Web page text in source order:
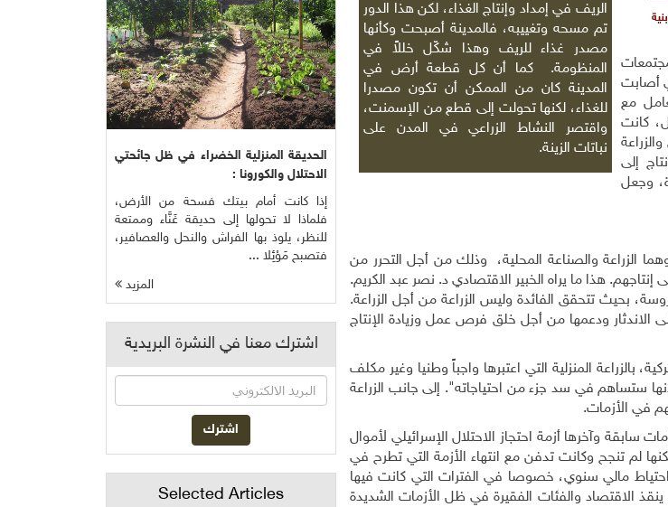
الريف في إمداد وإنتاج الغذاء، لكن هذا الدور
تم مسحه وتغييبه، فالمدينة أصبحت وكأنها
مصدر غذاء للريف وهذا شكّل خللاً في
المنظومة. كما أن كل قطعة أرض في
المدينة كان من الممكن أن تكون مصدرا
للغذاء، لكنها تحولت إلى قطع من الإسمنت،
واقتصر النشاط الزراعي في المدن على
نباتات الزينة.
أصابت
مع
كانت
إلى
وجعل
الزراعة والصناعة المحلية، وذلك من أجل التحرر من
إنتاجهم. هذا ما يراه الخبير الاقتصادي د. نصر عبد الكريم.
بحيث تتحقق الفائدة وليس الزراعة من أجل الزراعة.
الاندثار ودعمها من أجل خلق فرص عمل وزيادة الإنتاج
بالزراعة المنزلية التي اعتبرها واجباً وطنيا وغير مكلف
زراعتها بأي شيء، لإنها ستساهم في سد جزء من احتياجاته". إلى جانب الزراعة
في الأزمات.
وآخرها أزمة احتجاز الاحتلال الإسرائيلي لأموال
لم تنجح وكانت تدفن مع انتهاء الأزمة التي تطرح في
مالي سنوي، خصوصا في الفترات التي كانت فيها
الاقتصاد والفئات الفقيرة في ظل الأزمات الشديدة
الحديقة المنزلية الخضراء في ظل جائحتي
الاحتلال والكورونا :
إذا كانت أمام بيتك فسحة من الأرض،
فلماذا لا تحولها إلى حديقة غَنَّاء وممتعة
للنظر، يلوذ بها الفراش والنحل والعصافير،
فتصبح مَوْئِلا ...
المزيد
اشترك معنا في النشرة البريدية
Selected Articles